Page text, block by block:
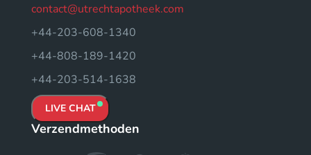
contact@utrechtapotheek.com
+44-203-608-1340
+44-808-189-1420
+44-203-514-1638
LIVE CHAT
Verzendmethoden